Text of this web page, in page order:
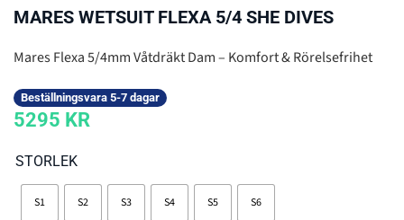
MARES WETSUIT FLEXA 5/4 SHE DIVES
Mares Flexa 5/4mm Våtdräkt Dam – Komfort & Rörelsefrihet
Beställningsvara 5-7 dagar
5295 KR
STORLEK
S1 S2 S3 S4 S5 S6